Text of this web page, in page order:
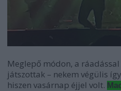
Meglepő módon, a
játszottak – nekem végülis
hiszen vasárnap éjjel volt.